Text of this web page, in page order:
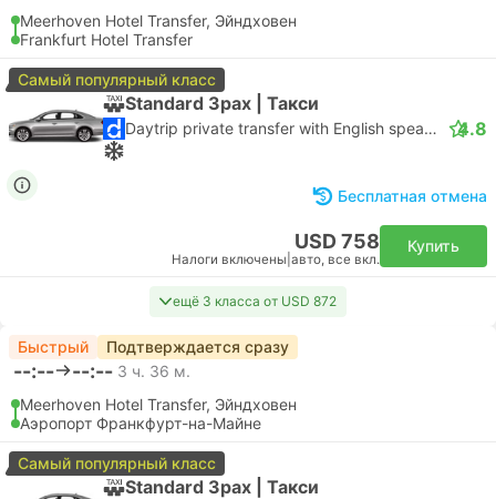
Meerhoven Hotel Transfer, Эйндховен
Frankfurt Hotel Transfer
Самый популярный класс
Standard 3pax | Такси
Daytrip private transfer with English speaking driver 4.8
Бесплатная отмена
USD 758
Налоги включены авто, все вкл.
Купить
ещё 3 класса от USD 872
Быстрый Подтверждается сразу
--:-- --:-- 3 ч. 36 м.
Meerhoven Hotel Transfer, Эйндховен
Аэропорт Франкфурт-на-Майне
Самый популярный класс
Standard 3pax | Такси